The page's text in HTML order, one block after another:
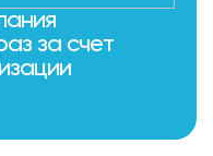
за счет